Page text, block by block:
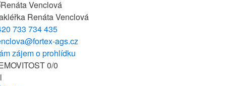
Renáta Venclová
733 734 435
ags.cz
zájem o prohlídku
0/0
l